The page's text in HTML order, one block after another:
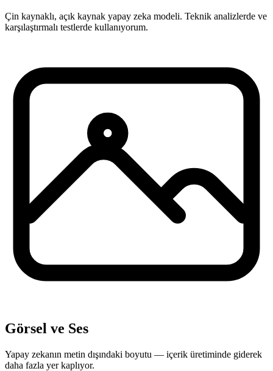
Çin kaynaklı, açık kaynak yapay zeka modeli. Teknik analizlerde ve
karşılaştırmalı testlerde kullanıyorum.
Görsel ve Ses
Yapay zekanın metin dışındaki boyutu — içerik üretiminde giderek
daha fazla yer kaplıyor.